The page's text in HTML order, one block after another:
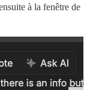
à la fenêtre de